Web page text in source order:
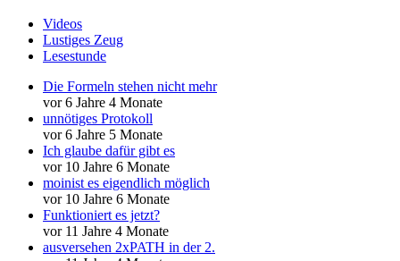
Videos
Lustiges Zeug
Lesestunde
Die Formeln stehen nicht mehr
vor 6 Jahre 4 Monate
unnötiges Protokoll
vor 6 Jahre 5 Monate
Ich glaube dafür gibt es
vor 10 Jahre 6 Monate
moinist es eigendlich möglich
vor 10 Jahre 6 Monate
Funktioniert es jetzt?
vor 11 Jahre 4 Monate
ausversehen 2xPATH in der 2.